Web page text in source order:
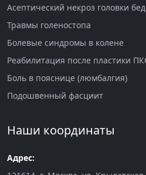
Асептический некроз головки
Травмы голеностопа
Болевые синдромы в колене
Реабилитация после пластики
Боль в пояснице (люмбалгия)
Подошвенный фасциит
Наши координаты
Адрес: